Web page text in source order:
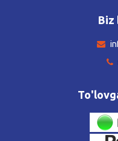
Biz